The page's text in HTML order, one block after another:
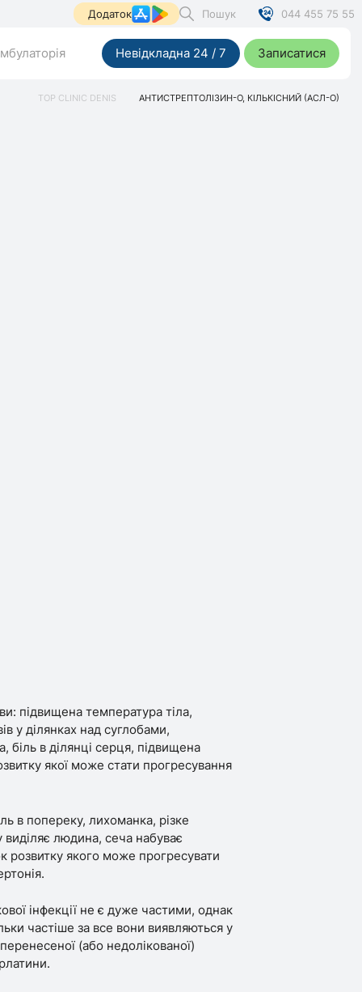
Додаток Пошук 044 455 75 55
Невідкладна 24 / 7 Записатися
TOP CLINIC DENIS АНТИСТРЕПТОЛІЗИН-О, КІЛЬКІСНИЙ (АСЛ-О)
підвищена температура тіла,
у ділянках над суглобами,
біль в ділянці серця, підвищена
якої може стати прогресування
в попереку, лихоманка, різке
виділяє людина, сеча набуває
розвитку якого може прогресувати
інфекції не є дуже частими, однак
частіше за все вони виявляються у
(або недолікованої)